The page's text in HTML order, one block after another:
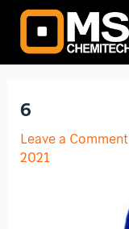
Skip
content
6
Leave a Comment
2021
Post
navigation